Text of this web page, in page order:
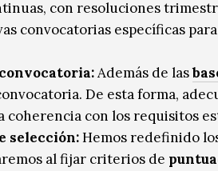
con resoluciones
convocatorias específicas
Además de las
De esta forma,
coherencia con los requisitos
selección:Hemos redefinido
al fijar criterios de